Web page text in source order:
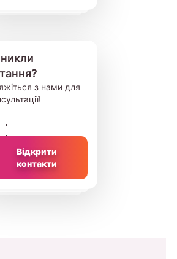
з нами для
Відкрити
контакти